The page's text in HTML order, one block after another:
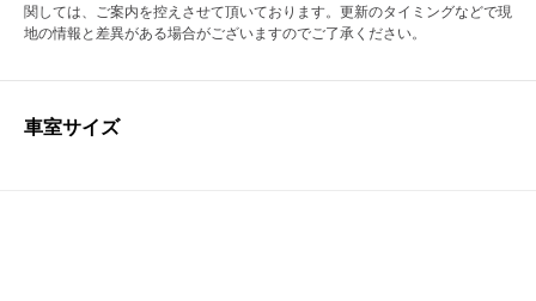
関しては、ご案内を控えさせて頂いております。更新のタイミングなどで現
地の情報と差異がある場合がございますのでご了承ください。
車室サイズ